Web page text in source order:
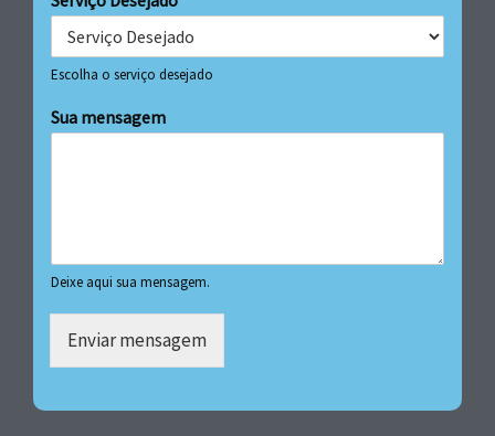
Escolha o serviço desejado
Sua mensagem
Deixe aqui sua mensagem.
Enviar mensagem